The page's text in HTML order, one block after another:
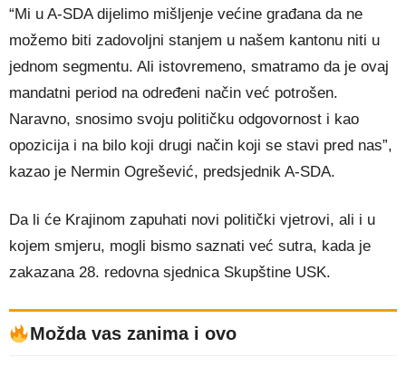
“Mi u A-SDA dijelimo mišljenje većine građana da ne
možemo biti zadovoljni stanjem u našem kantonu niti u
jednom segmentu. Ali istovremeno, smatramo da je ovaj
mandatni period na određeni način već potrošen.
Naravno, snosimo svoju političku odgovornost i kao
opozicija i na bilo koji drugi način koji se stavi pred nas”,
kazao je Nermin Ogrešević, predsjednik A-SDA.
Da li će Krajinom zapuhati novi politički vjetrovi, ali i u
kojem smjeru, mogli bismo saznati već sutra, kada je
zakazana 28. redovna sjednica Skupštine USK.
Možda vas zanima i ovo